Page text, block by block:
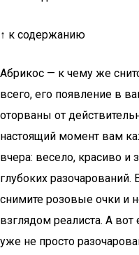
↑ к содержанию
Абрикос — к чему же
всего, его появление в
оторваны от
настоящий момент вам
вчера: весело, красиво
глубоких
снимите розовые очки и
взглядом реалиста. А вот
уже не просто